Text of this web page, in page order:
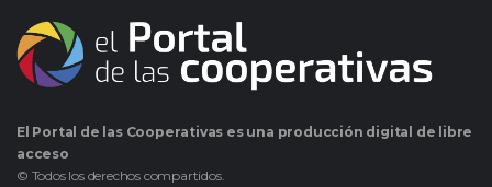
El Portal de las Cooperativas es una producción digital de libre
acceso
© Todos los derechos compartidos.